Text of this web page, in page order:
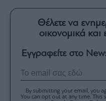
Θέλετε να
οικονομικά και
Εγγραφείτε στο
By submitting your email, you
You can opt out at any time. This